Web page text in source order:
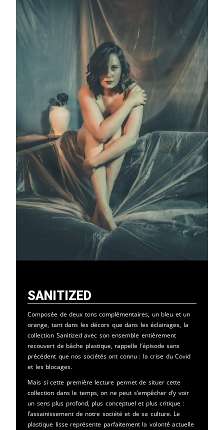
Sanitized
Composée de deux tons complémentaires, un bleu et un
orange, tant dans les décors que dans les éclairages, la
collection Sanitized avec son ensemble entièrement
recouvert de bâche plastique, rappelle l’épisode sans
précédent que nos sociétés ont connu : la crise du Covid
et les blocages.
Mais si cette première lecture permet de situer cette
collection dans le temps, on ne peut s’empêcher d’y voir
un sens plus profond, plus conceptuel et plus critique :
l’assainissement de notre société et de sa culture. Le
plastique lisse représente parfaitement la volonté actuelle